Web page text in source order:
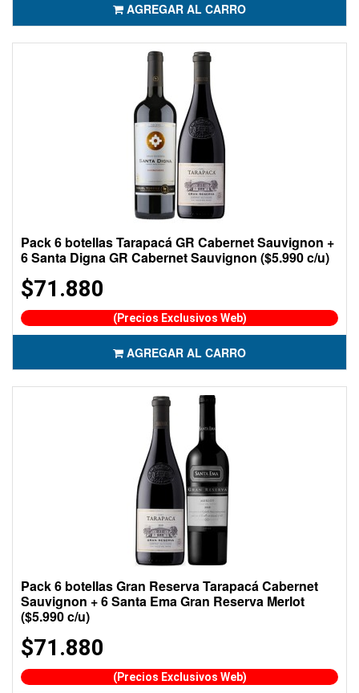
AGREGAR AL CARRO
Pack 6 botellas Tarapacá GR Cabernet Sauvignon +
6 Santa Digna GR Cabernet Sauvignon ($5.990 c/u)
$71.880
(Precios Exclusivos Web)
AGREGAR AL CARRO
Pack 6 botellas Gran Reserva Tarapacá Cabernet
Sauvignon + 6 Santa Ema Gran Reserva Merlot
($5.990 c/u)
$71.880
(Precios Exclusivos Web)